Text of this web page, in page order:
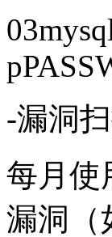
-漏洞扫
每月使
漏洞（